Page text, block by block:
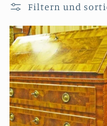
g
o
r
i
Filtern und